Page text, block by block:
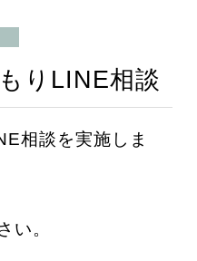
りLINE相談
相談を実施しま
い。